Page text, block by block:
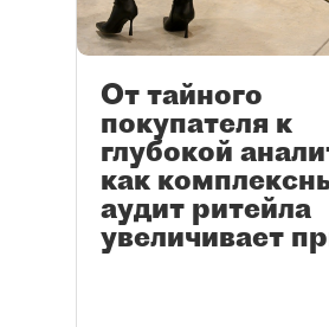
От тайного
покупателя к
глубокой
как
аудит ритейла
увеличивает